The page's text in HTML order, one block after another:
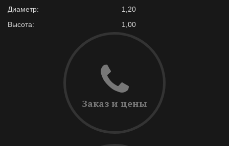
Диаметр:
1,20
Высота:
1,00
Заказ и цены